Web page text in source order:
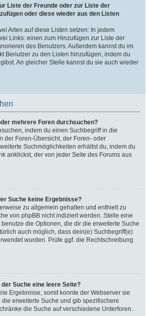
Liste der Freunde oder zur Liste der
oder diese wieder aus den Listen
Arten auf diese Listen setzen: In jedem
Links: einen zum Hinzufügen zur Liste der
des Benutzers. Außerdem kannst du im
Benutzer zu den Listen hinzufügen, indem du
An gleicher Stelle kannst du sie auch wieder
mehrere Foren durchsuchen?
indem du einen Suchbegriff in die
der Foren-Übersicht, der Foren- oder
Suchmöglichkeiten erhältst du, indem du
anklickst, der von jeder Seite des Forums aus
Suche keine Ergebnisse?
zu allgemein gehalten und enthielt zu
von phpBB nicht indiziert werden. Stelle eine
die Optionen, die dir die erweiterte Suche
auch möglich, dass dein(e) Suchbegriff(e)
wurden. Prüfe ggf. die Rechtschreibung
Suche eine leere Seite?
Ergebnisse, somit konnte der Webserver sie
erweiterte Suche und gib spezifischere
die Suche auf verschiedene Unterforen.